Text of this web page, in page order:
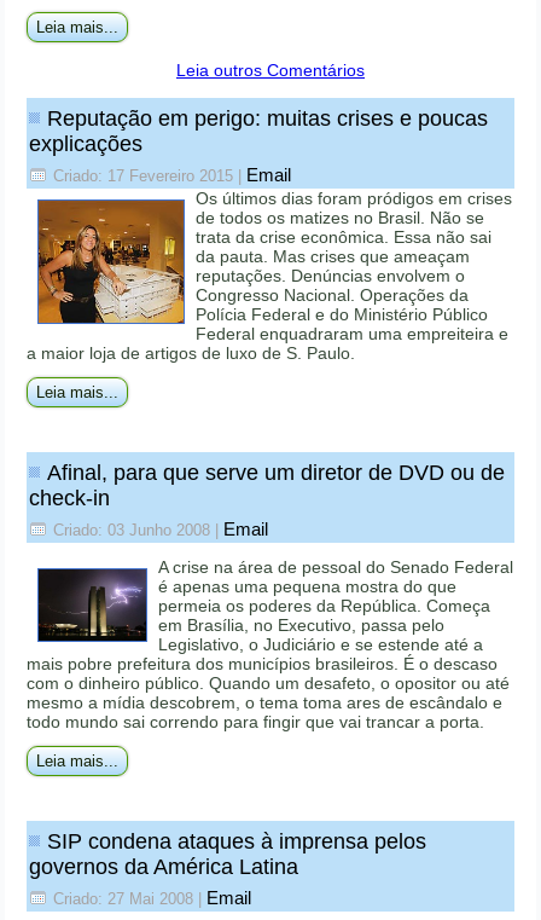
Leia mais...
Leia outros Comentários
Reputação em perigo: muitas crises e poucas
explicações
Criado: 17 Fevereiro 2015 Email
Os últimos dias foram pródigos em crises
de todos os matizes no Brasil. Não se
trata da crise econômica. Essa não sai
da pauta. Mas crises que ameaçam
reputações. Denúncias envolvem o
Congresso Nacional. Operações da
Polícia Federal e do Ministério Público
Federal enquadraram uma empreiteira e
a maior loja de artigos de luxo de S. Paulo.
Leia mais...
Afinal, para que serve um diretor de DVD ou de
check-in
Criado: 03 Junho 2008 Email
A crise na área de pessoal do Senado Federal
é apenas uma pequena mostra do que
permeia os poderes da República. Começa
em Brasília, no Executivo, passa pelo
Legislativo, o Judiciário e se estende até a
mais pobre prefeitura dos municípios brasileiros. É o descaso
com o dinheiro público. Quando um desafeto, o opositor ou até
mesmo a mídia descobrem, o tema toma ares de escândalo e
todo mundo sai correndo para fingir que vai trancar a porta.
Leia mais...
SIP condena ataques à imprensa pelos
governos da América Latina
Criado: 27 Mai 2008 Email